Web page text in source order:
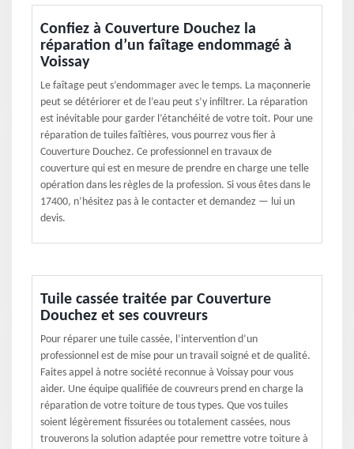
Confiez à Couverture Douchez la
réparation d’un faîtage endommagé à
Voissay
Le faîtage peut s’endommager avec le temps. La maçonnerie
peut se détériorer et de l’eau peut s’y infiltrer. La réparation
est inévitable pour garder l’étanchéité de votre toit. Pour une
réparation de tuiles faîtières, vous pourrez vous fier à
Couverture Douchez. Ce professionnel en travaux de
couverture qui est en mesure de prendre en charge une telle
opération dans les règles de la profession. Si vous êtes dans le
17400, n’hésitez pas à le contacter et demandez — lui un
devis.
Tuile cassée traitée par Couverture
Douchez et ses couvreurs
Pour réparer une tuile cassée, l’intervention d’un
professionnel est de mise pour un travail soigné et de qualité.
Faites appel à notre société reconnue à Voissay pour vous
aider. Une équipe qualifiée de couvreurs prend en charge la
réparation de votre toiture de tous types. Que vos tuiles
soient légèrement fissurées ou totalement cassées, nous
trouverons la solution adaptée pour remettre votre toiture à